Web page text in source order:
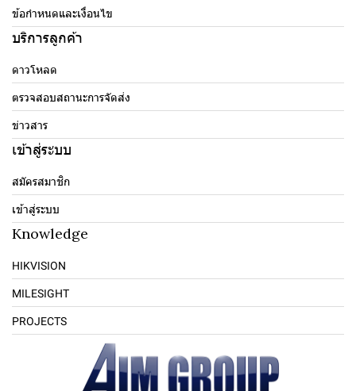
ข้อกำหนดและเงื่อนไข
บริการลูกค้า
ดาวโหลด
ตรวจสอบสถานะการจัดส่ง
ข่าวสาร
เข้าสู่ระบบ
สมัครสมาชิก
เข้าสู่ระบบ
Knowledge
HIKVISION
MILESIGHT
PROJECTS